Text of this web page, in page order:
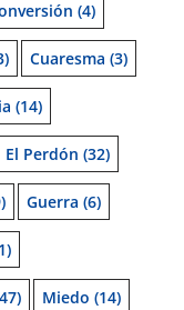
(4)
Cuaresma (3)
(14)
El Perdón (32)
Guerra (6)
Miedo (14)